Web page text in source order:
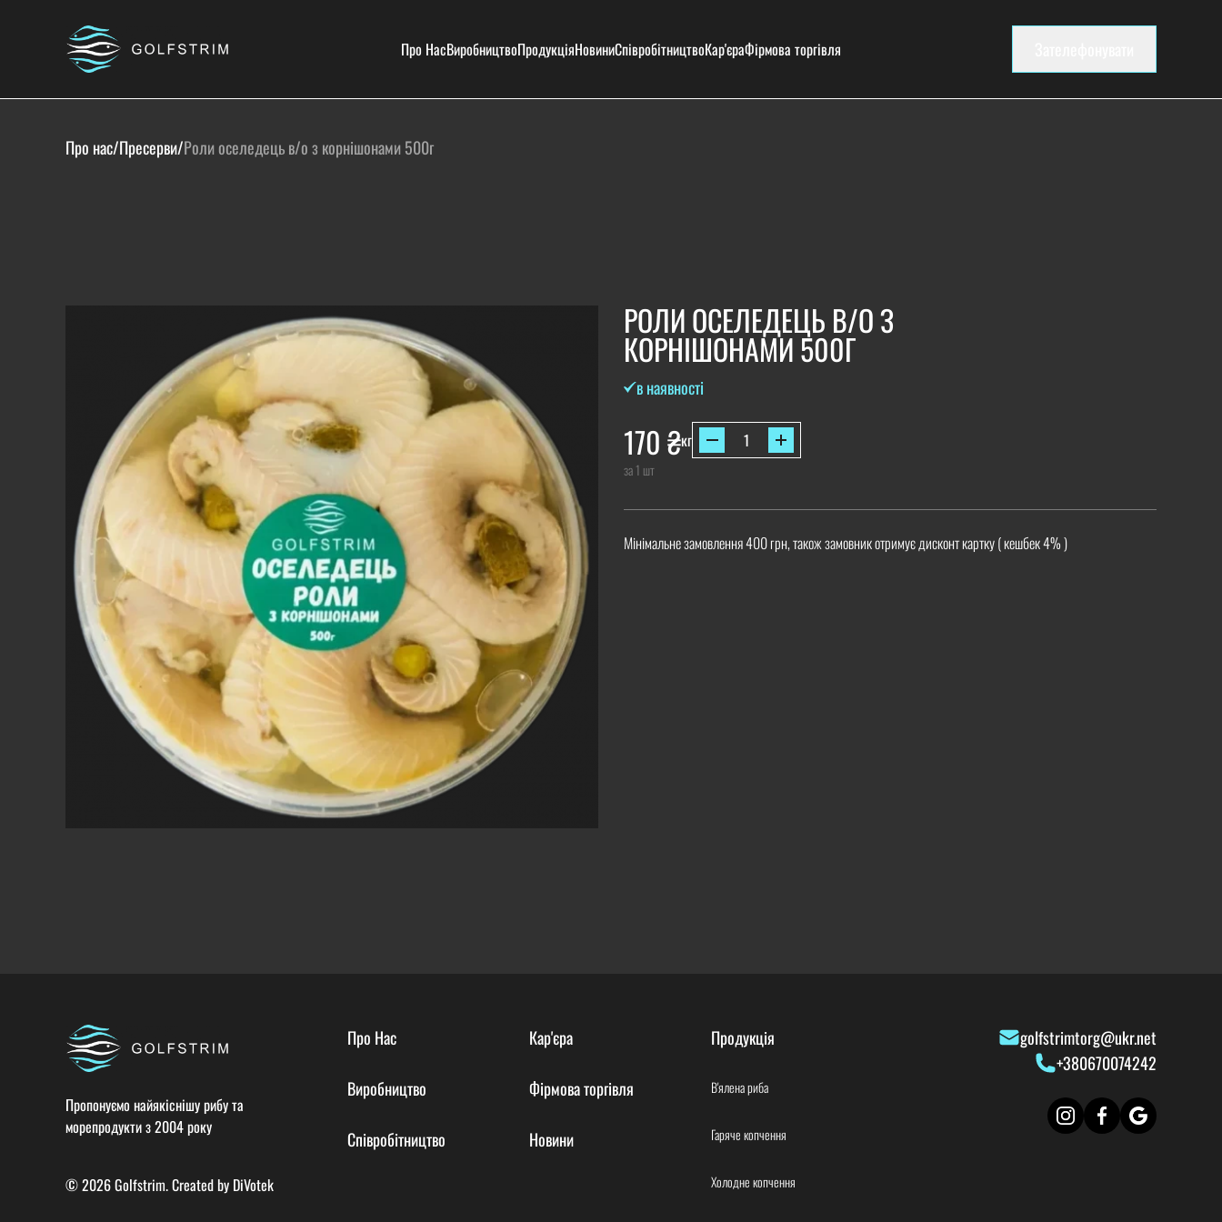
Про НасВиробництвоПродукціяНовиниСпівробітництвоКар'єраФірмова торгівля
Про нас/Пресерви/Роли оселедець в/о з корнішонами 500г
РОЛИ ОСЕЛЕДЕЦЬ В/О З
КОРНІШОНАМИ 500Г
в наявності
170₴кг
за 1 шт
Мінімальне замовлення 400 грн, також замовник отримує дисконт картку ( кешбек 4% )
Пропонуємо найякіснішу рибу та
морепродукти з 2004 року
© 2026 Golfstrim. Created by DiVotek
Про Нас
Виробництво
Співробітництво
Кар'єра
Фірмова торгівля
Новини
Продукція
В'ялена риба
Гаряче копчення
Холодне копчення
golfstrimtorg@ukr.net
+380670074242